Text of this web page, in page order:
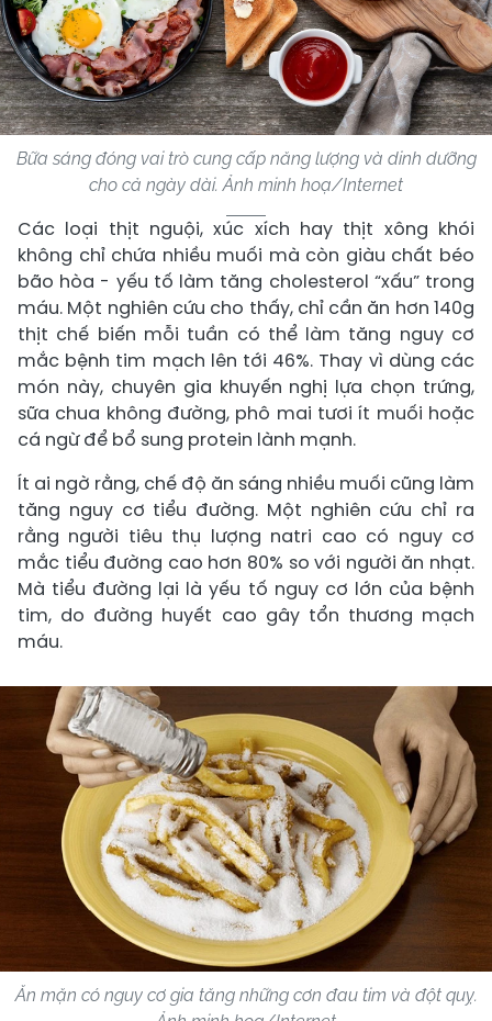
Bữa sáng đóng vai trò cung cấp năng lượng và dinh dưỡng
cho cả ngày dài. Ảnh minh hoạ/Internet
Các loại thịt nguội, xúc xích hay thịt xông khói
không chỉ chứa nhiều muối mà còn giàu chất béo
bão hòa - yếu tố làm tăng cholesterol “xấu” trong
máu. Một nghiên cứu cho thấy, chỉ cần ăn hơn 140g
thịt chế biến mỗi tuần có thể làm tăng nguy cơ
mắc bệnh tim mạch lên tới 46%. Thay vì dùng các
món này, chuyên gia khuyến nghị lựa chọn trứng,
sữa chua không đường, phô mai tươi ít muối hoặc
cá ngừ để bổ sung protein lành mạnh.
Ít ai ngờ rằng, chế độ ăn sáng nhiều muối cũng làm
tăng nguy cơ tiểu đường. Một nghiên cứu chỉ ra
rằng người tiêu thụ lượng natri cao có nguy cơ
mắc tiểu đường cao hơn 80% so với người ăn nhạt.
Mà tiểu đường lại là yếu tố nguy cơ lớn của bệnh
tim, do đường huyết cao gây tổn thương mạch
máu.
Ăn mặn có nguy cơ gia tăng những cơn đau tim và đột quỵ.